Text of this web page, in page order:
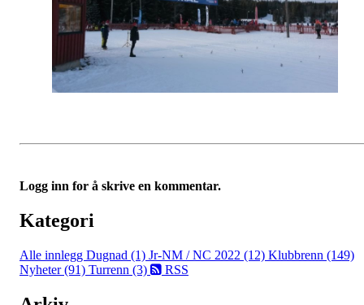
Logg inn for å skrive en kommentar.
Kategori
Alle innlegg Dugnad (1) Jr-NM / NC 2022 (12) Klubbrenn (149)
Nyheter (91) Turrenn (3) RSS